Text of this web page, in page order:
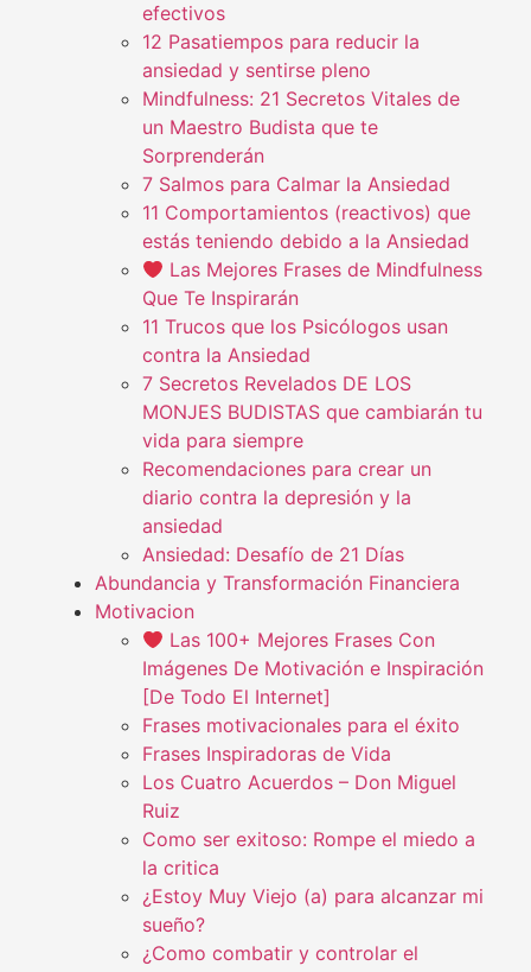
efectivos
12 Pasatiempos para reducir la
ansiedad y sentirse pleno
Mindfulness: 21 Secretos Vitales de
un Maestro Budista que te
Sorprenderán
7 Salmos para Calmar la Ansiedad
11 Comportamientos (reactivos) que
estás teniendo debido a la Ansiedad
Las Mejores Frases de Mindfulness
Que Te Inspirarán
11 Trucos que los Psicólogos usan
contra la Ansiedad
7 Secretos Revelados DE LOS
MONJES BUDISTAS que cambiarán tu
vida para siempre
Recomendaciones para crear un
diario contra la depresión y la
ansiedad
Ansiedad: Desafío de 21 Días
Abundancia y Transformación Financiera
Motivacion
Las 100+ Mejores Frases Con
Imágenes De Motivación e Inspiración
[De Todo El Internet]
Frases motivacionales para el éxito
Frases Inspiradoras de Vida
Los Cuatro Acuerdos – Don Miguel
Ruiz
Como ser exitoso: Rompe el miedo a
la critica
¿Estoy Muy Viejo (a) para alcanzar mi
sueño?
¿Como combatir y controlar el